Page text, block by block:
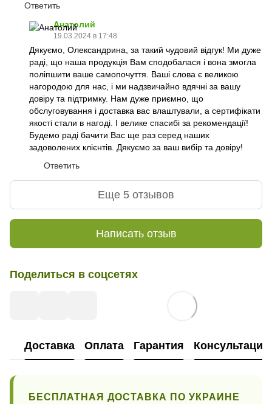
Ответить
Анатолий
19.03.2024 в 17:48
Дякуємо, Олександрина, за такий чудовий відгук! Ми дуже
раді, що наша продукція Вам сподобалася і вона змогла
поліпшити ваше самопочуття. Ваші слова є великою
нагородою для нас, і ми надзвичайно вдячні за вашу
довіру та підтримку. Нам дуже приємно, що
обслуговування і доставка вас влаштували, а сертифікати
якості стали в нагоді. І велике спасибі за рекомендації!
Будемо раді бачити Вас ще раз серед наших
задоволених клієнтів. Дякуємо за ваш вибір та довіру!
Ответить
Еще 5 отзывов
Написать отзыв
Поделиться в соцсетях
Доставка Оплата Гарантия Консультация
БЕСПЛАТНАЯ ДОСТАВКА ПО УКРАИНЕ